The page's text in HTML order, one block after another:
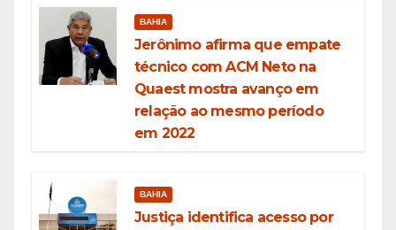
BAHIA
Jerônimo afirma que empate
técnico com ACM Neto na
Quaest mostra avanço em
relação ao mesmo período
em 2022
BAHIA
Justiça identifica acesso por